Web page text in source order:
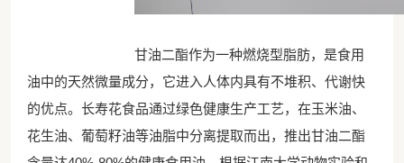
甘油二酯作为一种燃烧型脂肪，是食用
油中的天然微量成分，它进入人体内具有不堆积、代谢快
的优点。长寿花食品通过绿色健康生产工艺，在玉米油、
花生油、葡萄籽油等油脂中分离提取而出，推出甘油二酯